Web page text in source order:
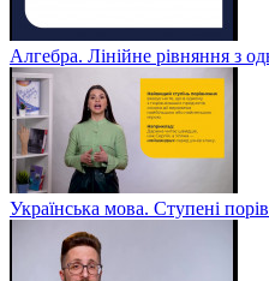
Алгебра. Лінійне рівняння з
Українська мова. Ступені